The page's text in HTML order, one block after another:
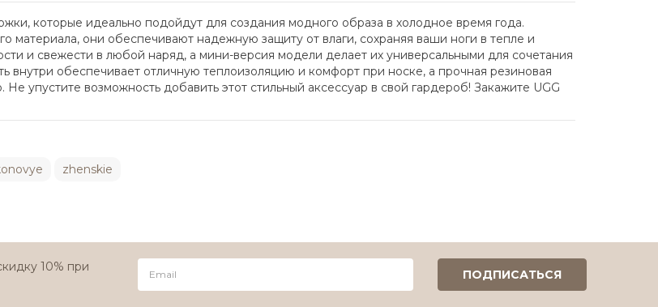
которые идеально подойдут для создания модного образа в холодное время года.
материала, они обеспечивают надежную защиту от влаги, сохраняя ваши ноги в тепле и
и свежести в любой наряд, а мини-версия модели делает их универсальными для сочетания
внутри обеспечивает отличную теплоизоляцию и комфорт при носке, а прочная резиновая
упустите возможность добавить этот стильный аксессуар в свой гардероб! Закажите UGG
zhenskie
10% при